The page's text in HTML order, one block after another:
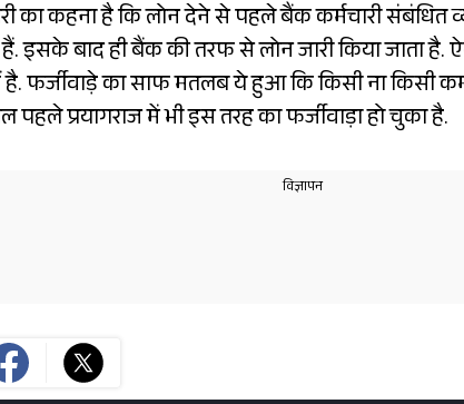
का कहना है कि लोन देने से पहले बैंक कर्मचारी संबंधित
इसके बाद ही बैंक की तरफ से लोन जारी किया जाता है.
फर्जीवाड़े का साफ मतलब ये हुआ कि किसी ना किसी
प्रयागराज में भी इस तरह का फर्जीवाड़ा हो चुका है.